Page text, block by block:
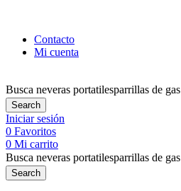
Contacto
Mi cuenta
Busca neveras portatilesparrillas de
Search
Iniciar sesión
0 Favoritos
0 Mi carrito
Busca neveras portatilesparrillas de
Search